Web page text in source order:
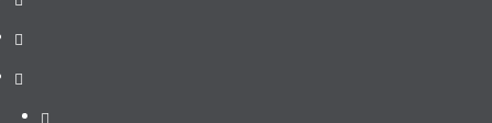
Société
People
Portrait